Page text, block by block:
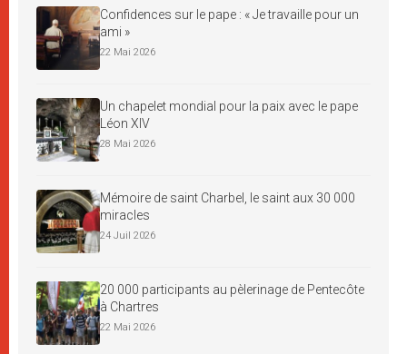
Confidences sur le pape : « Je travaille pour un
ami »
22 Mai 2026
Un chapelet mondial pour la paix avec le pape
Léon XIV
28 Mai 2026
Mémoire de saint Charbel, le saint aux 30 000
miracles
24 Juil 2026
20 000 participants au pèlerinage de Pentecôte
à Chartres
22 Mai 2026